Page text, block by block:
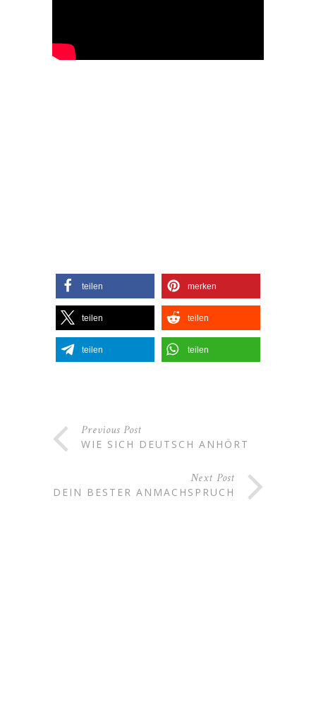
teilen merken
teilen teilen
teilen teilen
Previous Post
WIE SICH DEUTSCH ANHÖRT
Next Post
DEIN BESTER ANMACHSPRUCH